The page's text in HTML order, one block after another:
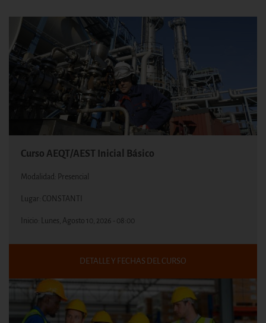
Curso AEQT/AEST Inicial Básico
Modalidad: Presencial
Lugar: CONSTANTI
Inicio: Lunes, Agosto 10, 2026 - 08:00
DETALLE Y FECHAS DEL CURSO